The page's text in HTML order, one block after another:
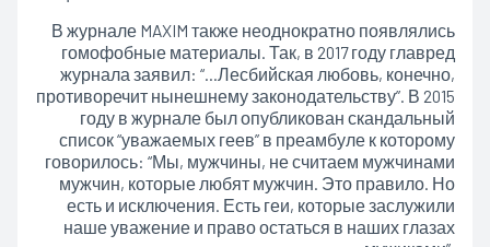
В журнале MAXIM также неоднократно появлялись
гомофобные материалы. Так, в 2017 году главред
журнала заявил: “…Лесбийская любовь, конечно,
противоречит нынешнему законодательству”. В 2015
году в журнале был опубликован скандальный
список “уважаемых геев” в преамбуле к которому
говорилось: “Мы, мужчины, не считаем мужчинами
мужчин, которые любят мужчин. Это правило. Но
есть и исключения. Есть геи, которые заслужили
наше уважение и право остаться в наших глазах